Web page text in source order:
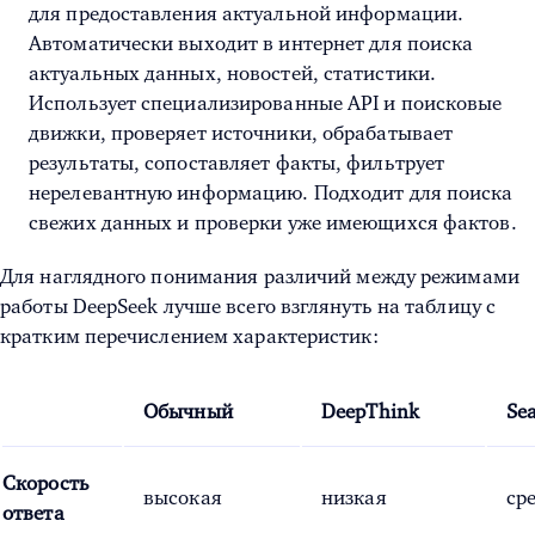
для предоставления актуальной информации.
Автоматически выходит в интернет для поиска
актуальных данных, новостей, статистики.
Использует специализированные API и поисковые
движки, проверяет источники, обрабатывает
результаты, сопоставляет факты, фильтрует
нерелевантную информацию. Подходит для поиска
свежих данных и проверки уже имеющихся фактов.
Для наглядного понимания различий между режимами
работы DeepSeek лучше всего взглянуть на таблицу с
кратким перечислением характеристик:
Обычный DeepThink
Скорость
ответа
высокая низкая